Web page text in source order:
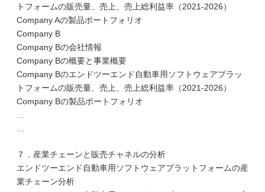
トフォームの販売量、売上、売上総利益率（2021-2026）
Company Aの製品ポートフォリオ
Company B
Company Bの会社情報
Company Bの概要と事業概要
Company Bのエンドツーエンド自動車用ソフトウェアプラッ
トフォームの販売量、売上、売上総利益率（2021-2026）
Company Bの製品ポートフォリオ
７．産業チェーンと販売チャネルの分析
エンドツーエンド自動車用ソフトウェアプラットフォームの産
業チェーン分析